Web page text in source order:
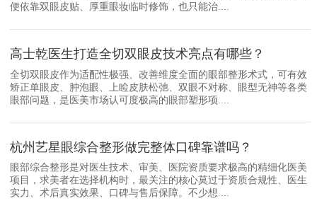
便依靠双眼皮贴、厚重眼妆临时修饰，也只能治....
高士乾医生打造全切双眼皮技术亮点有哪些？
全切双眼皮作为适配性极强、改善维度全面的眼部整形术式，可有效
矫正单眼皮、肿泡眼、上睑皮肤松弛、双眼不对称、眼型无神等各类
眼部问题，是医美市场认可度极高的眼部塑形项....
杭州艺星眼综合整形做完整体口碑靠谱吗？
眼部综合整形是对医生技术、审美、医院资质要求极高的精细化医美
项目，求美者在选择机构时，最关注的核心莫过于资质合规性、医生
实力、术后真实效果、口碑与售后保障。不少想....